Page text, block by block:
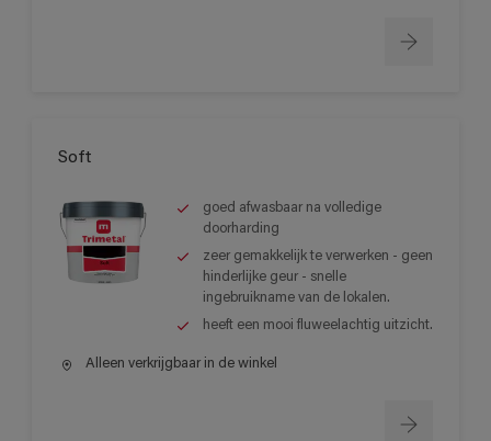
Soft
goed afwasbaar na volledige
doorharding
zeer gemakkelijk te verwerken - geen
hinderlijke geur - snelle
ingebruikname van de lokalen.
heeft een mooi fluweelachtig uitzicht.
Alleen verkrijgbaar in de winkel